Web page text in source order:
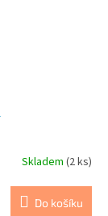
Skladem (2 ks)
Do košíku